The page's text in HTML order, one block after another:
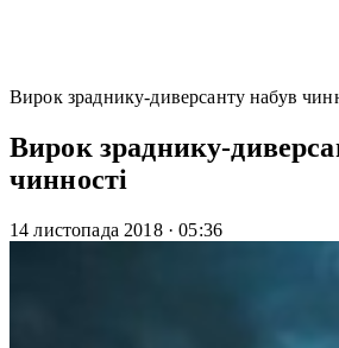
Вирок зраднику-диверсанту набув
Вирок зраднику-
чинності
14 листопада 2018 · 05:36